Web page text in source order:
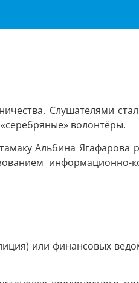
Слушателями
волонтёры.
Альбина Ягафарова
информационно-
или финансовых